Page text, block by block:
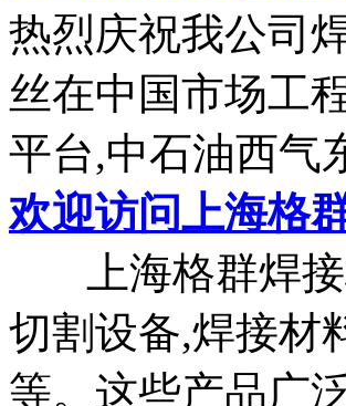
热烈庆祝我公司
丝在中国市场工
平台,中石油西气
欢迎访问上海格
上海格群焊接
切割设备,焊接材
等。这些产品广